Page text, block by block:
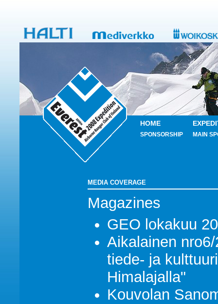
HOME
SPONSORSHIP MAIN
MEDIA COVERAGE
Magazines
GEO lokakuu
Aikalainen
tiede- ja
Himalajalla"
Kouvolan